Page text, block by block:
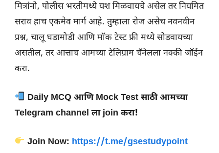
मित्रांनो, पोलीस भरतीमध्ये यश मिळवायचे असेल तर नियमित
सराव हाच एकमेव मार्ग आहे. तुम्हाला रोज असेच नवनवीन
प्रश्न, चालू घडामोडी आणि मॉक टेस्ट फ्री मध्ये सोडवायच्या
असतील, तर आत्ताच आमच्या टेलिग्राम चॅनेलला नक्की जॉईन
करा.
Daily MCQ आणि Mock Test साठी आमच्या
Telegram channel ला join करा!
Join Now: https://t.me/gsestudypoint